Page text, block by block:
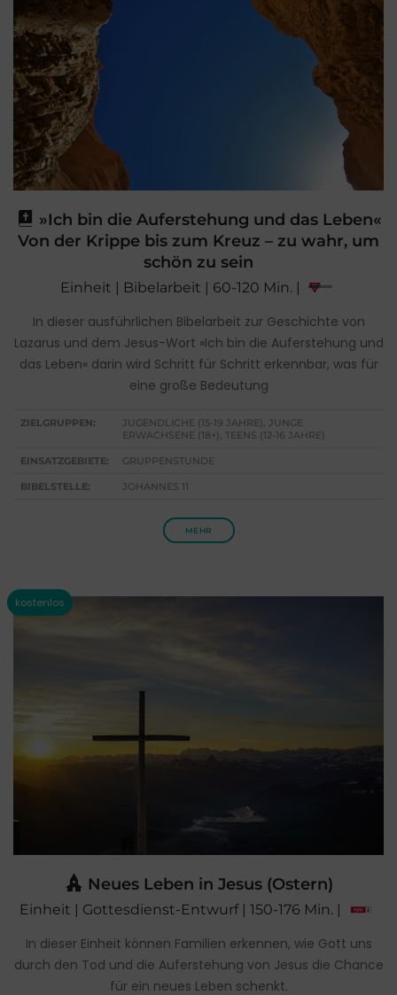
»Ich bin die Auferstehung und das Leben«
Von der Krippe bis zum Kreuz – zu wahr, um
schön zu sein
Einheit | Bibelarbeit | 60-120 Min. |
In dieser ausführlichen Bibelarbeit zur Geschichte von
Lazarus und dem Jesus-Wort »Ich bin die Auferstehung und
das Leben« darin wird Schritt für Schritt erkennbar, was für
eine große Bedeutung
ZIELGRUPPEN:
JUGENDLICHE (15-19 JAHRE), JUNGE
ERWACHSENE (18+), TEENS (12-16 JAHRE)
EINSATZGEBIETE: GRUPPENSTUNDE
BIBELSTELLE: JOHANNES 11
MEHR
Neues Leben in Jesus (Ostern)
Einheit | Gottesdienst-Entwurf | 150-176 Min. |
In dieser Einheit können Familien erkennen, wie Gott uns
durch den Tod und die Auferstehung von Jesus die Chance
für ein neues Leben schenkt.